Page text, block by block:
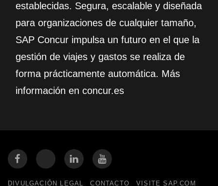
establecidas. Segura, escalable y diseñada
para organizaciones de cualquier tamaño,
SAP Concur impulsa un futuro en el que la
gestión de viajes y gastos se realiza de
forma prácticamente automática. Más
información en concur.es
DIVULGACIÓN LEGAL CONTACTO VISITE SAP.COM